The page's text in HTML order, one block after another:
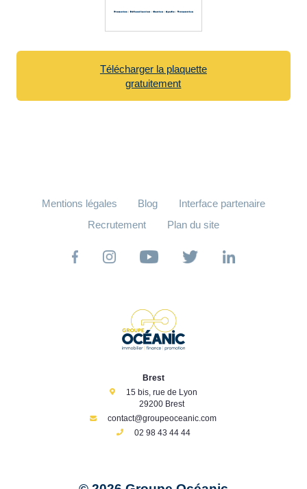
Télécharger la plaquette
gratuitement
Mentions légales Blog
Interface partenaire
Recrutement
Plan du site
Brest
15 bis, rue de Lyon
29200 Brest
contact@groupeoceanic.com
02 98 43 44 44